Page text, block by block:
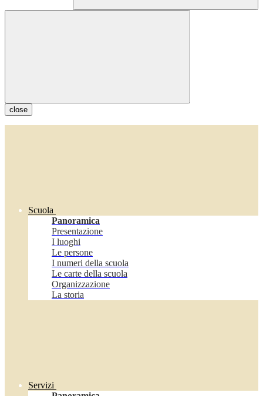
close
Scuola
Panoramica
Presentazione
I luoghi
Le persone
I numeri della scuola
Le carte della scuola
Organizzazione
La storia
Servizi